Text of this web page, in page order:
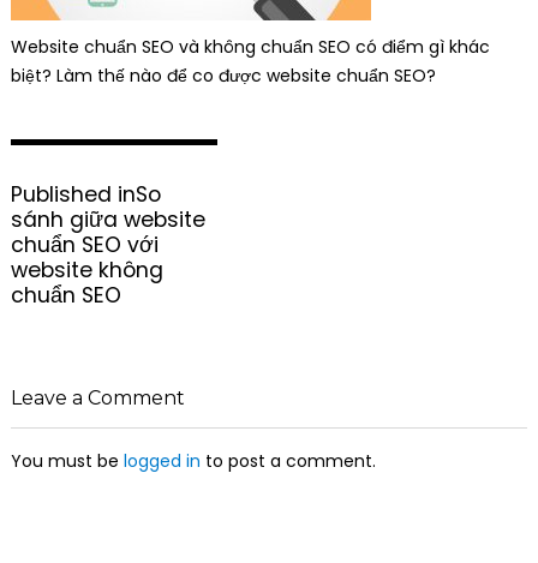
Website chuẩn SEO và không chuẩn SEO có điểm gì khác
biệt? Làm thế nào để co được website chuẩn SEO?
o
s
t
n
a
g
a
i
Published inSo
sánh giữa website
chuẩn SEO với
website không
chuẩn SEO
Leave a Comment
You must be logged in to post a comment.